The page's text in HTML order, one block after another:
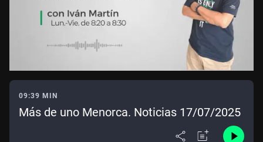
09:39 MIN
Más de uno Menorca. Noticias 17/07/2025